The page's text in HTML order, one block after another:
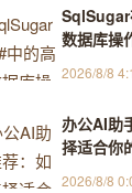
SqlSugar
数据库操
2026/8/8
办公AI助
择适合你
2026/8/8